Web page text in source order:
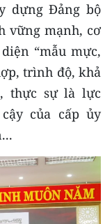
dựng Đảng bộ
vững mạnh, cơ
“mẫu mực,
trình độ, khả
thực sự là lực
của cấp ủy